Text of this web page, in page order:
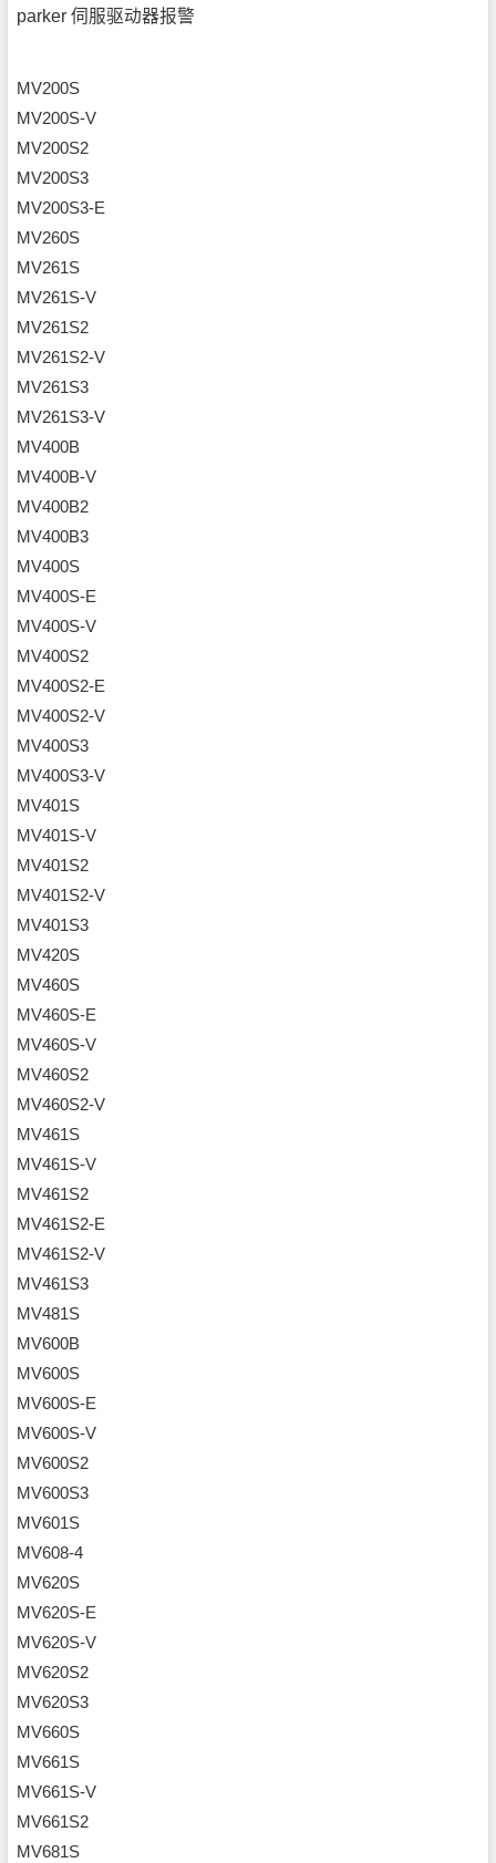
parker 伺服驱动器报警
MV200S
MV200S-V
MV200S2
MV200S3
MV200S3-E
MV260S
MV261S
MV261S-V
MV261S2
MV261S2-V
MV261S3
MV261S3-V
MV400B
MV400B-V
MV400B2
MV400B3
MV400S
MV400S-E
MV400S-V
MV400S2
MV400S2-E
MV400S2-V
MV400S3
MV400S3-V
MV401S
MV401S-V
MV401S2
MV401S2-V
MV401S3
MV420S
MV460S
MV460S-E
MV460S-V
MV460S2
MV460S2-V
MV461S
MV461S-V
MV461S2
MV461S2-E
MV461S2-V
MV461S3
MV481S
MV600B
MV600S
MV600S-E
MV600S-V
MV600S2
MV600S3
MV601S
MV608-4
MV620S
MV620S-E
MV620S-V
MV620S2
MV620S3
MV660S
MV661S
MV661S-V
MV661S2
MV681S